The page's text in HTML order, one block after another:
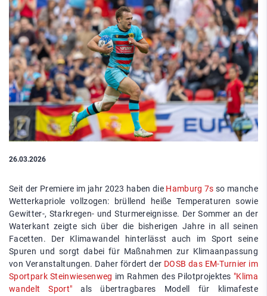
26.03.2026
Seit der Premiere im jahr 2023 haben die Hamburg 7s so manche
Wetterkapriole vollzogen: brüllend heiße Temperaturen sowie
Gewitter-, Starkregen- und Sturmereignisse. Der Sommer an der
Waterkant zeigte sich über die bisherigen Jahre in all seinen
Facetten. Der Klimawandel hinterlässt auch im Sport seine
Spuren und sorgt dabei für Maßnahmen zur Klimaanpassung
von Veranstaltungen. Daher fördert der DOSB das EM-Turnier im
Sportpark Steinwiesenweg im Rahmen des Pilotprojektes "Klima
wandelt Sport" als übertragbares Modell für klimafeste